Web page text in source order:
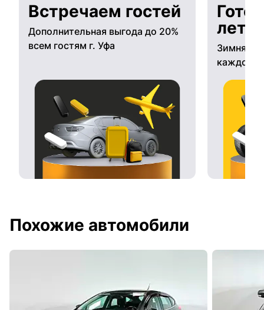
Встречаем гостей
Дополнительная выгода до 20%
всем гостям г. Уфа
Зимняя
каждому
Похожие автомобили